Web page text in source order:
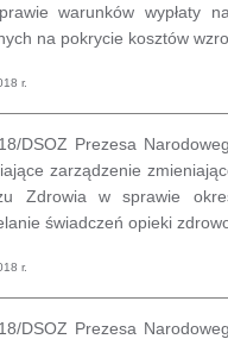
warunków wypłaty
na pokrycie kosztów
r.
DSOZ Prezesa
zarządzenie
Zdrowia w sprawie
świadczeń opieki
r.
DSOZ Prezesa